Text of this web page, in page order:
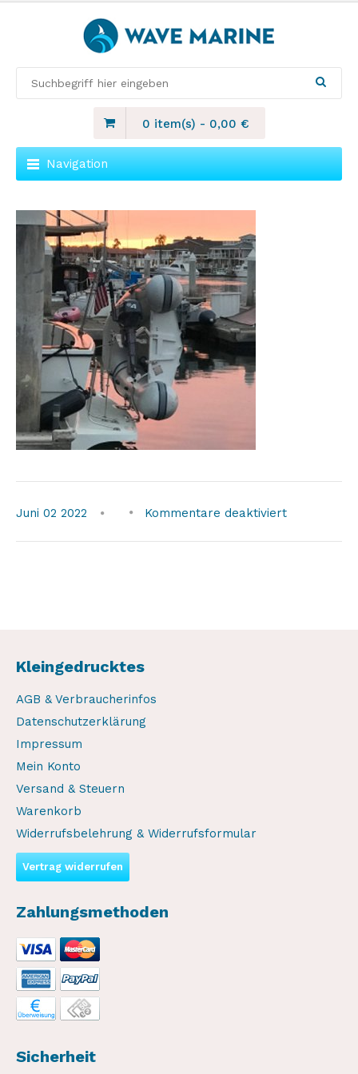
0 item(s) - 0,00 €
Navigation
Juni 02 2022 Kommentare deaktiviertfür
Kleingedrucktes
AGB & Verbraucherinfos
Datenschutzerklärung
Impressum
Mein Konto
Versand & Steuern
Warenkorb
Widerrufsbelehrung & Widerrufsformular
Vertrag widerrufen
Zahlungsmethoden
Sicherheit